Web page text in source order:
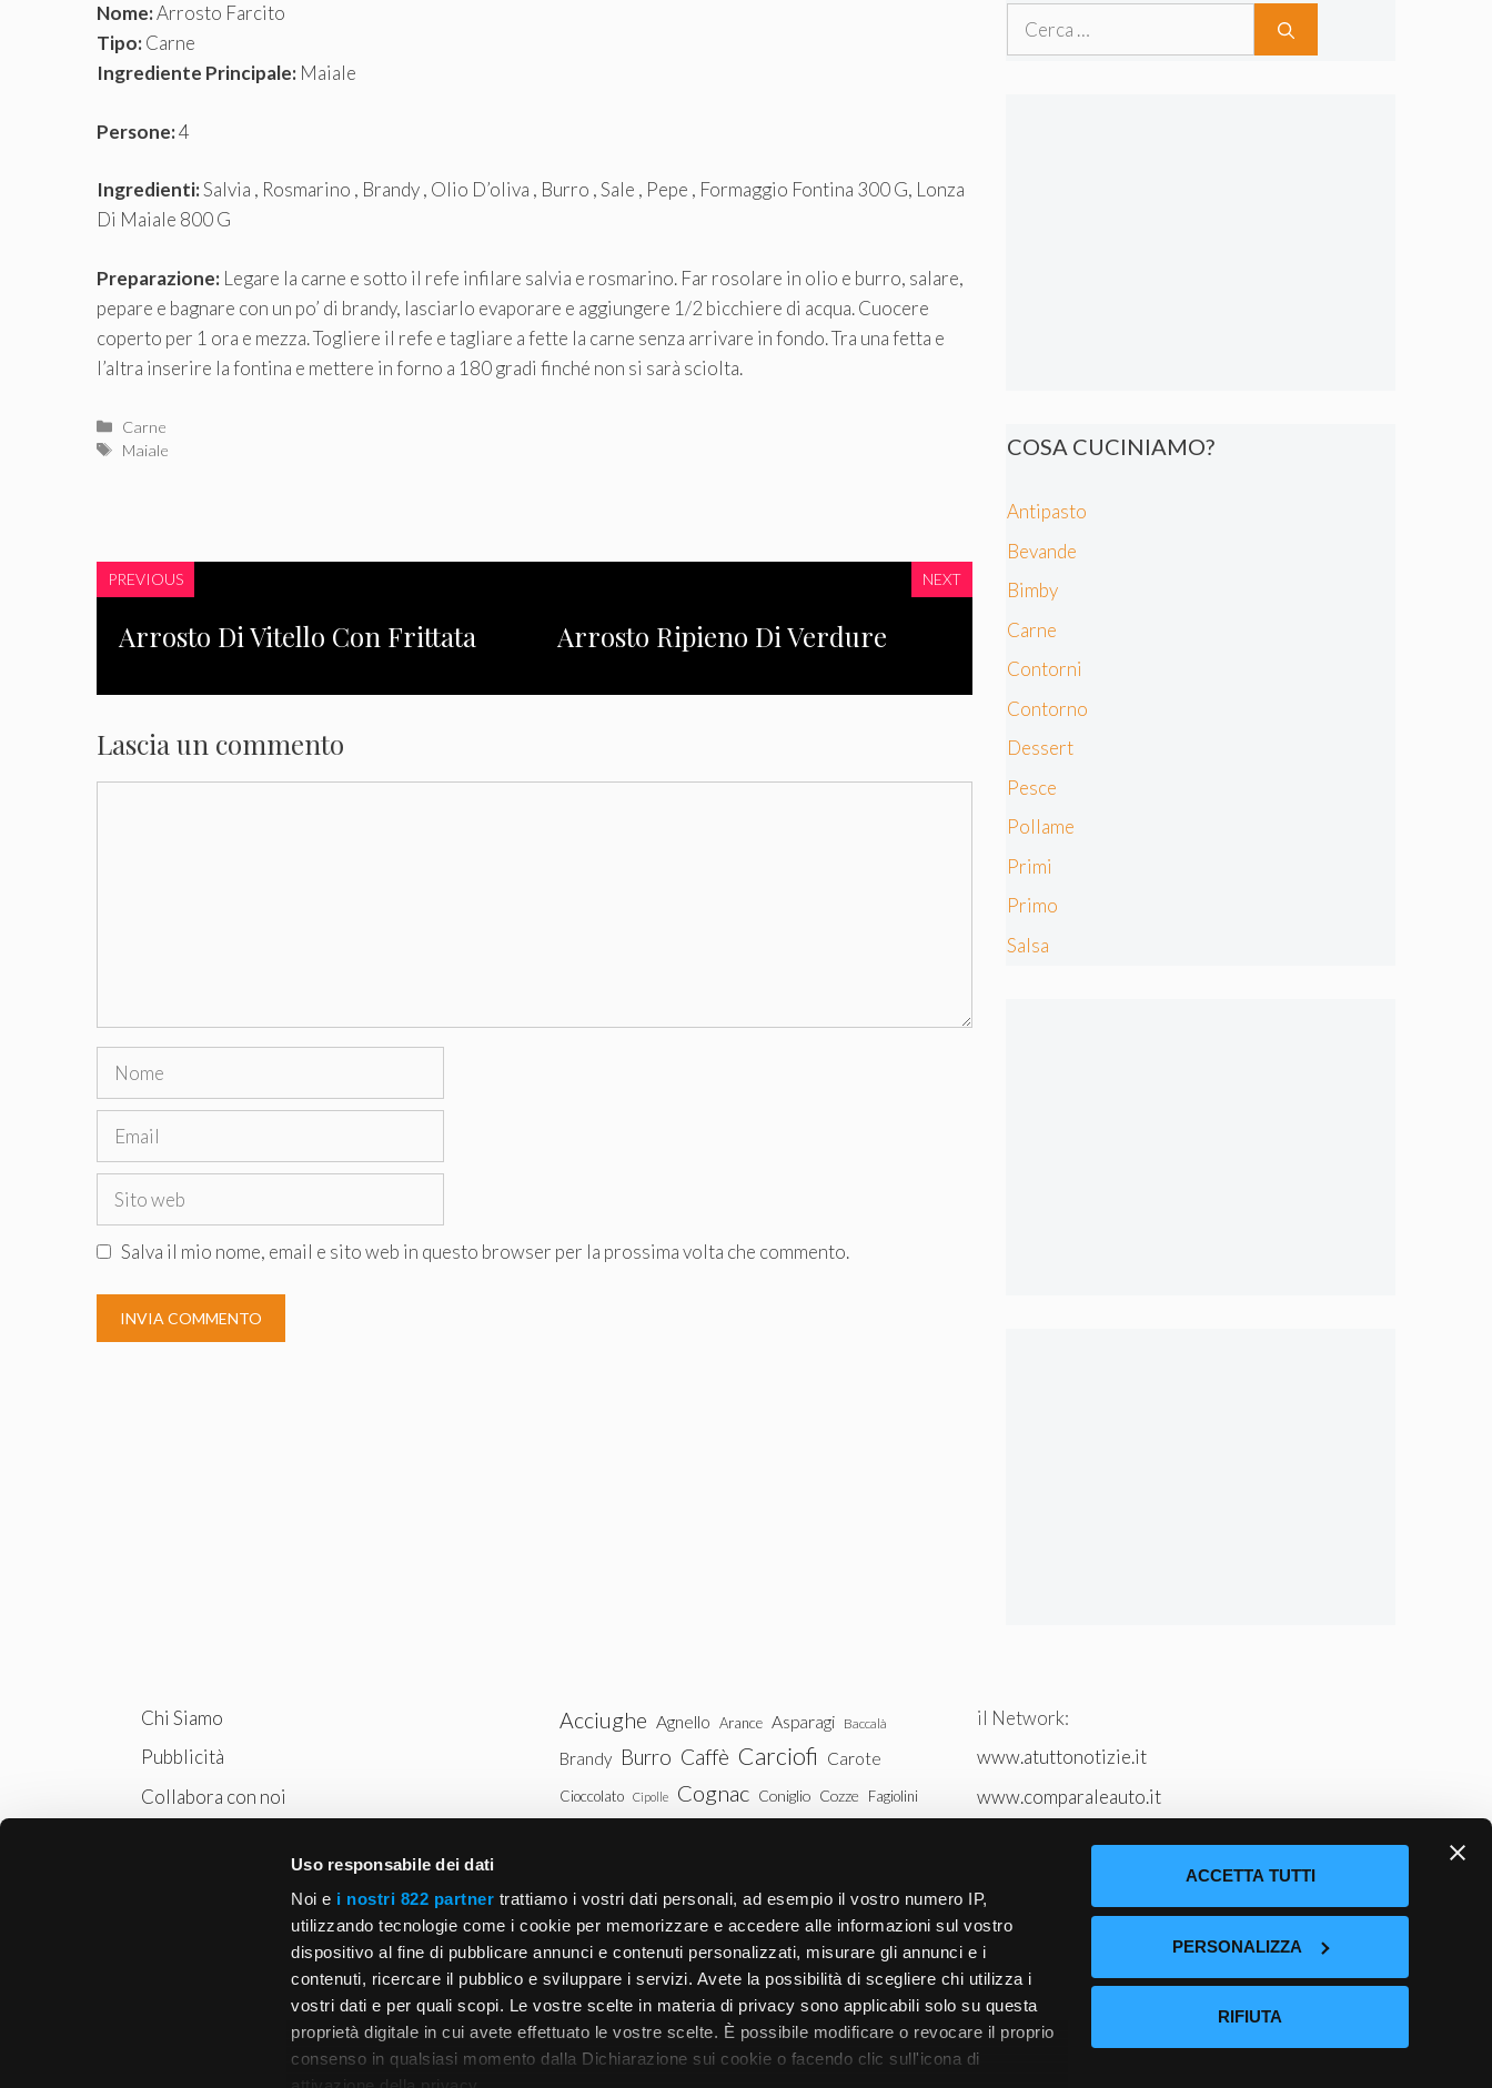
Uso responsabile dei dati
Noi e i nostri 822 partner trattiamo i vostri dati personali, ad esempio il vostro numero IP,
utilizzando tecnologie come i cookie per memorizzare e accedere alle informazioni sul vostro
dispositivo al fine di pubblicare annunci e contenuti personalizzati, misurare gli annunci e i
contenuti, ricercare il pubblico e sviluppare i servizi. Avete la possibilità di scegliere chi utilizza i
vostri dati e per quali scopi. Le vostre scelte in materia di privacy sono applicabili solo su questa
proprietà digitale in cui avete effettuato le vostre scelte. È possibile modificare o revocare il proprio
consenso in qualsiasi momento dalla Dichiarazione sui cookie o facendo clic sull'icona di
ACCETTA TUTTI
PERSONALIZZA
RIFIUTA
Nome:Arrosto Farcito
Tipo:Carne
Ingrediente Principale: Maiale
Persone:4
Ingredienti:Salvia , Rosmarino , Brandy , Olio D’oliva , Burro , Sale , Pepe , Formaggio Fontina 300 G, Lonza
Di Maiale 800 G
Preparazione: Legare la carne e sotto il refe infilare salvia e rosmarino. Far rosolare in olio e burro, salare,
pepare e bagnare con un po’ di brandy, lasciarlo evaporare e aggiungere 1/2 bicchiere di acqua. Cuocere
coperto per 1 ora e mezza. Togliere il refe e tagliare a fette la carne senza arrivare in fondo. Tra una fetta e
l’altra inserire la fontina e mettere in forno a 180 gradi finché non si sarà sciolta.
Categorie
Carne
Tag
Maiale
PREVIOUS
Arrosto Di Vitello Con Frittata
NEXT
Arrosto Ripieno Di Verdure
Lascia un commento
Nome
Email
Sito
Salva il mio nome, email e sito web in questo browser per la prossima volta che commento.
Ricerca
COSA CUCINIAMO?
Antipasto
Bevande
Bimby
Carne
Contorni
Contorno
Dessert
Pesce
Pollame
Primi
Primo
Salsa
Chi Siamo
Pubblicità
Collabora con noi
Acciughe Agnello Arance Asparagi Baccalà
Brandy Burro Caffè Carciofi Carote
Cioccolato Cipolle Cognac Coniglio Cozze Fagiolini
Patate Peperoni Piselli Pollo
Pomodori Ricotta Rum
Spinaci Tacchino Tonno Uova Vitello
Vodka Whisky Zucca Zucchine
il Network:
www.atuttonotizie.it
www.comparaleauto.it